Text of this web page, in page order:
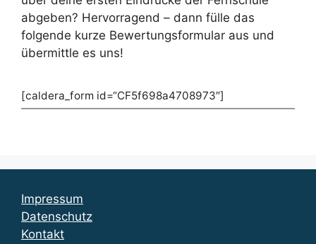
abgeben? Hervorragend – dann fülle das
folgende kurze Bewertungsformular aus und
übermittle es uns!
[caldera_form id=“CF5f698a4708973″]
Impressum
Datenschutz
Kontakt